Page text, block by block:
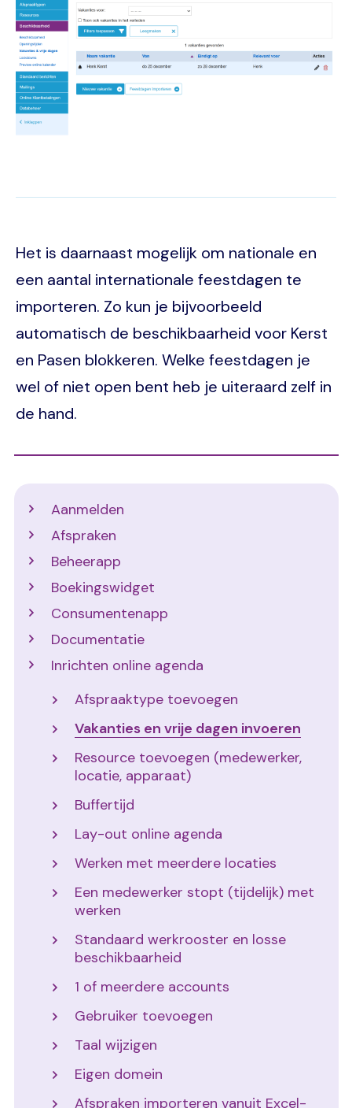
Het is daarnaast mogelijk om nationale en
een aantal internationale feestdagen te
importeren. Zo kun je bijvoorbeeld
automatisch de beschikbaarheid voor Kerst
en Pasen blokkeren. Welke feestdagen je
wel of niet open bent heb je uiteraard zelf in
de hand.
Aanmelden
Afspraken
Beheerapp
Boekingswidget
Consumentenapp
Documentatie
Inrichten online agenda
Afspraaktype toevoegen
Vakanties en vrije dagen invoeren
Resource toevoegen (medewerker,
locatie, apparaat)
Buffertijd
Lay-out online agenda
Werken met meerdere locaties
Een medewerker stopt (tijdelijk) met
werken
Standaard werkrooster en losse
beschikbaarheid
1 of meerdere accounts
Gebruiker toevoegen
Taal wijzigen
Eigen domein
Afspraken importeren vanuit Excel-